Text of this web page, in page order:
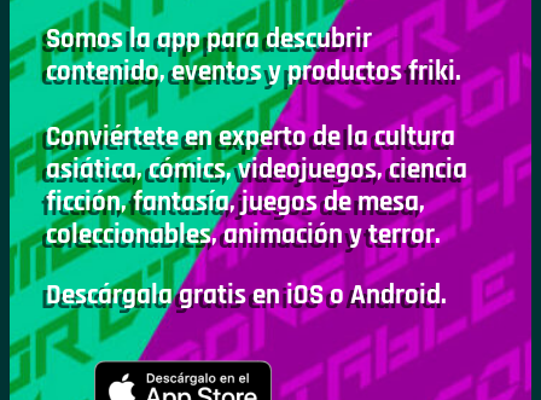
Somos la app para descubrir
contenido, eventos y productos friki.
Conviértete en experto de la cultura
asiática, cómics, videojuegos, ciencia
ficción, fantasía, juegos de mesa,
coleccionables, animación y terror.
Descárgala gratis en iOS o Android.